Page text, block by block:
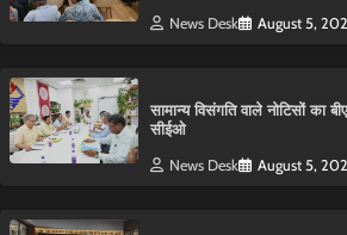
News Desk August 5,
सामान्य विसंगति वाले नोटिसों का
सीईओ
News Desk August 5,